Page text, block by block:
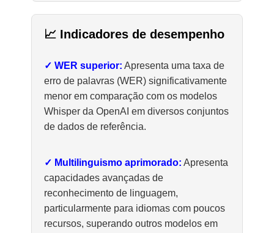
📈 Indicadores de desempenho
✓ WER superior: Apresenta uma taxa de
erro de palavras (WER) significativamente
menor em comparação com os modelos
Whisper da OpenAI em diversos conjuntos
de dados de referência.
✓ Multilinguismo aprimorado: Apresenta
capacidades avançadas de
reconhecimento de linguagem,
particularmente para idiomas com poucos
recursos, superando outros modelos em